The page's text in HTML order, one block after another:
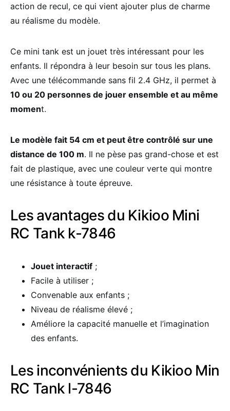
action de recul, ce qui vient ajouter plus de charme
au réalisme du modèle.
Ce mini tank est un jouet très intéressant pour les
enfants. Il répondra à leur besoin sur tous les plans.
Avec une télécommande sans fil 2.4 GHz, il permet à
10 ou 20 personnes de jouer ensemble et au même
moment.
Le modèle fait 54 cm et peut être contrôlé sur une
distance de 100 m. Il ne pèse pas grand-chose et est
fait de plastique, avec une couleur verte qui montre
une résistance à toute épreuve.
Les avantages du Kikioo Mini
RC Tank k-7846
Jouet interactif ;
Facile à utiliser ;
Convenable aux enfants ;
Niveau de réalisme élevé ;
Améliore la capacité manuelle et l’imagination
des enfants.
Les inconvénients du Kikioo Min
RC Tank l-7846